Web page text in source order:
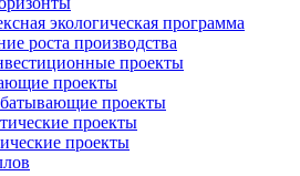
экологическая программа
роста производства
проекты
проекты
проекты
проекты
проекты